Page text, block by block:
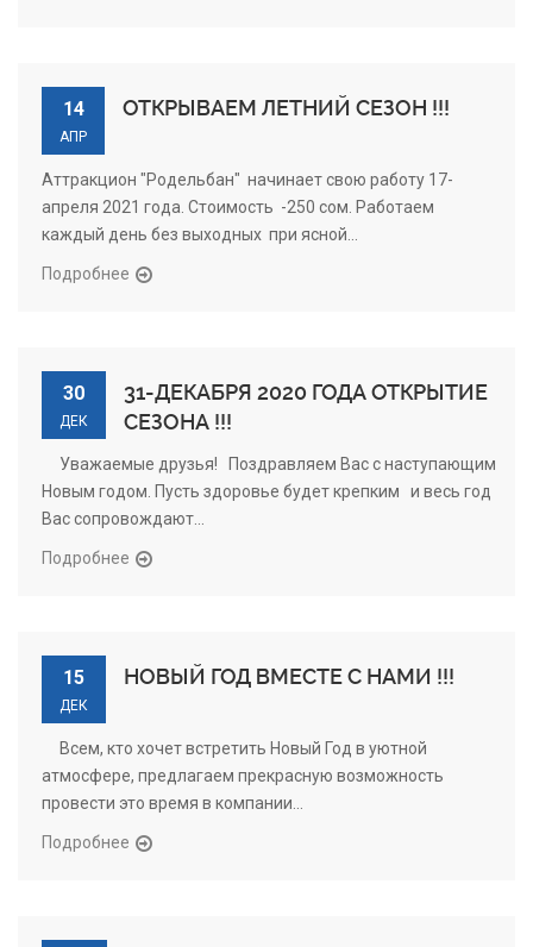
14
АПР
ОТКРЫВАЕМ ЛЕТНИЙ СЕЗОН !!!
Аттракцион "Родельбан" начинает свою работу 17-
апреля 2021 года. Стоимость -250 сом. Работаем
каждый день без выходных при ясной...
Подробнее
30
ДЕК
31-ДЕКАБРЯ 2020 ГОДА ОТКРЫТИЕ
СЕЗОНА !!!
Уважаемые друзья! Поздравляем Вас с наступающим
Новым годом. Пусть здоровье будет крепким и весь год
Вас сопровождают...
Подробнее
15
ДЕК
НОВЫЙ ГОД ВМЕСТЕ С НАМИ !!!
Всем, кто хочет встретить Новый Год в уютной
атмосфере, предлагаем прекрасную возможность
провести это время в компании...
Подробнее